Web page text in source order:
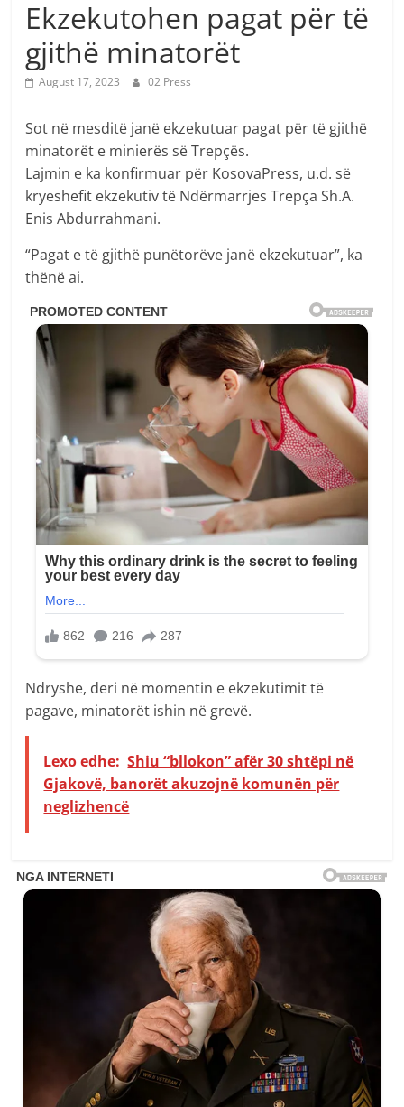
Ekzekutohen pagat për të
gjithë minatorët
August 17, 2023 02 Press
Sot në mesditë janë ekzekutuar pagat për të gjithë
minatorët e minierës së Trepçës.
Lajmin e ka konfirmuar për KosovaPress, u.d. së
kryeshefit ekzekutiv të Ndërmarrjes Trepça Sh.A.
Enis Abdurrahmani.
“Pagat e të gjithë punëtorëve janë ekzekutuar”, ka
thënë ai.
Ndryshe, deri në momentin e ekzekutimit të
pagave, minatorët ishin në grevë.
Lexo edhe: Shiu “bllokon” afër 30 shtëpi në
Gjakovë, banorët akuzojnë komunën për
neglizhencë